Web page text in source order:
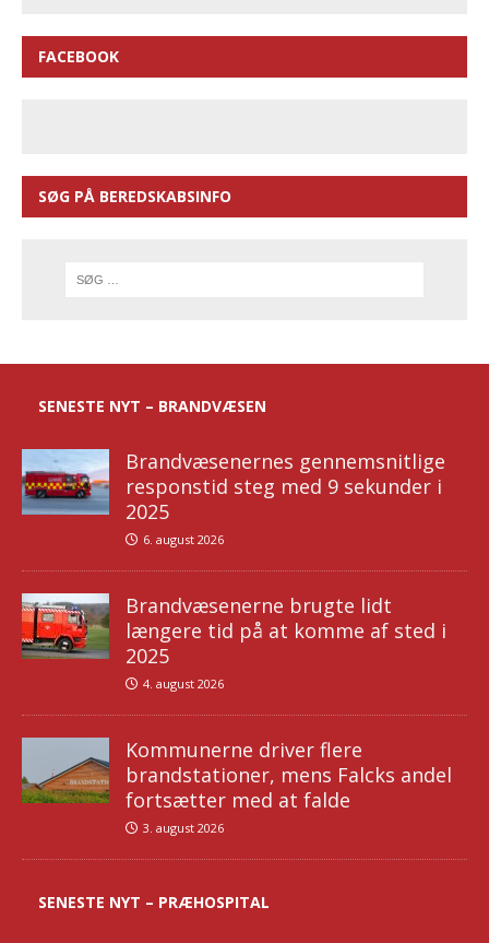
FACEBOOK
SØG PÅ BEREDSKABSINFO
SENESTE NYT – BRANDVÆSEN
Brandvæsenernes gennemsnitlige
responstid steg med 9 sekunder i
2025
6. august 2026
Brandvæsenerne brugte lidt
længere tid på at komme af sted i
2025
4. august 2026
Kommunerne driver flere
brandstationer, mens Falcks andel
fortsætter med at falde
3. august 2026
SENESTE NYT – PRÆHOSPITAL